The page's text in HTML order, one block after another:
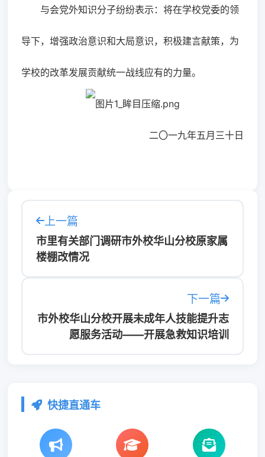
快捷直通车
与会党外知识分子纷纷表示：将在学校党委的领
导下，增强政治意识和大局意识，积极建言献策，为
学校的改革发展贡献统一战线应有的力量。
二〇一九年五月三十日
上一篇
市里有关部门调研市外校华山分校原家属
楼棚改情况
下一篇
市外校华山分校开展未成年人技能提升志
愿服务活动——开展急救知识培训